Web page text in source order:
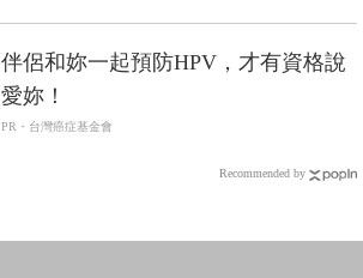
伴侶和妳一起預防HPV，才有資格說
愛妳！
PR・台灣癌症基金會
Recommended by